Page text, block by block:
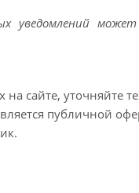
уведомлений
на сайте,
публичной